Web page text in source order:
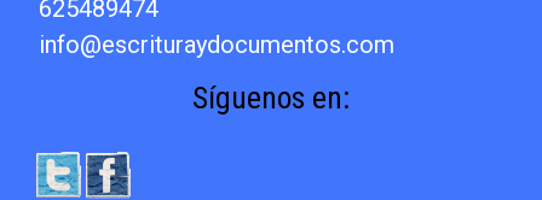
625489474
info@escrituraydocumentos.com
Síguenos en: